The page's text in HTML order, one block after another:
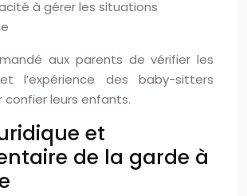
à gérer les situations
aux parents de vérifier les
l’expérience des baby-sitters
confier leurs enfants.
et
de la garde à